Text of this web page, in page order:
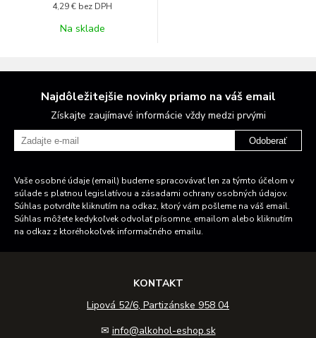
4,29 € bez DPH
Na sklade
Najdôležitejšie novinky priamo na váš email
Získajte zaujímavé informácie vždy medzi prvými
Odoberať
Vaše osobné údaje (email) budeme spracovávať len za týmto účelom v
súlade s platnou legislatívou a zásadami ochrany osobných údajov.
Súhlas potvrdíte kliknutím na odkaz, ktorý vám pošleme na váš email.
Súhlas môžete kedykoľvek odvolať písomne, emailom alebo kliknutím
na odkaz z ktoréhokoľvek informačného emailu.
KONTAKT
Lipová 52/6, Partizánske 958 04
✉ info@alkohol-eshop.sk